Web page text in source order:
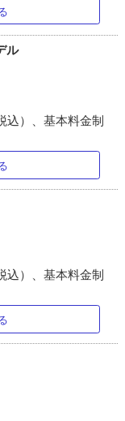
ル
込）、基本料金制
込）、基本料金制